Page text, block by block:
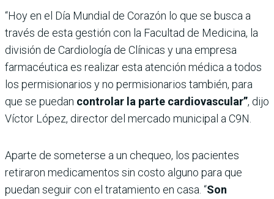
“Hoy en el Día Mundial de Corazón lo que se busca a
través de esta gestión con la Facultad de Medicina, la
división de Cardiología de Clínicas y una empresa
farmacéutica es realizar esta atención médica a todos
los permisionarios y no permisionarios también, para
que se puedan controlar la parte cardiovascular”, dijo
Víctor López, director del mercado municipal a C9N.
Aparte de someterse a un chequeo, los pacientes
retiraron medicamentos sin costo alguno para que
puedan seguir con el tratamiento en casa. “Son